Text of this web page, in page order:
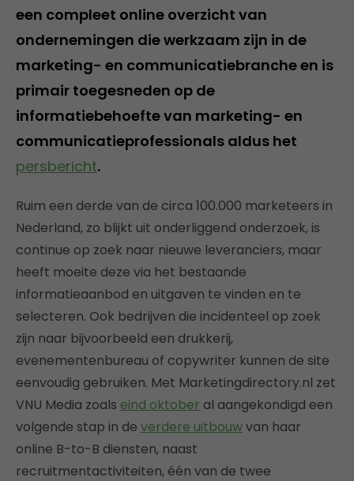
een compleet online overzicht van
ondernemingen die werkzaam zijn in de
marketing- en communicatiebranche en is
primair toegesneden op de
informatiebehoefte van marketing- en
communicatieprofessionals aldus het
persbericht.
Ruim een derde van de circa 100.000 marketeers in
Nederland, zo blijkt uit onderliggend onderzoek, is
continue op zoek naar nieuwe leveranciers, maar
heeft moeite deze via het bestaande
informatieaanbod en uitgaven te vinden en te
selecteren. Ook bedrijven die incidenteel op zoek
zijn naar bijvoorbeeld een drukkerij,
evenementenbureau of copywriter kunnen de site
eenvoudig gebruiken. Met Marketingdirectory.nl zet
VNU Media zoals eind oktober al aangekondigd een
volgende stap in de verdere uitbouwvan haar
online B-to-B diensten, naast
recruitmentactiviteiten, één van de twee